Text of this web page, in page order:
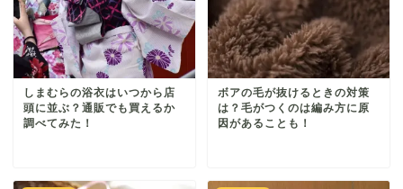
しまむらの浴衣はいつから店
頭に並ぶ？通販でも買えるか
調べてみた！
ボアの毛が抜けるときの対策
は？毛がつくのは編み方に原
因があることも！